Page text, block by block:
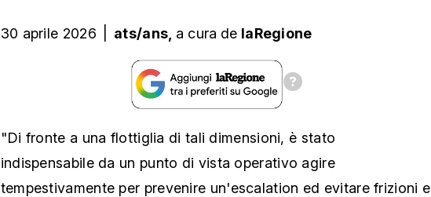
30 aprile 2026 ats/ans, a cura de laRegione
"Di fronte a una flottiglia di tali dimensioni, è stato
indispensabile da un punto di vista operativo agire
tempestivamente per prevenire un'escalation ed evitare frizioni e